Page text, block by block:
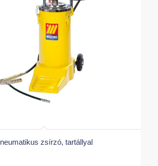
zsírzó, tartállyal